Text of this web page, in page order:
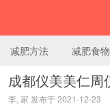
减肥方法 减肥食物
成都仪美美仁周
李, 家 发布于 2021-12-23